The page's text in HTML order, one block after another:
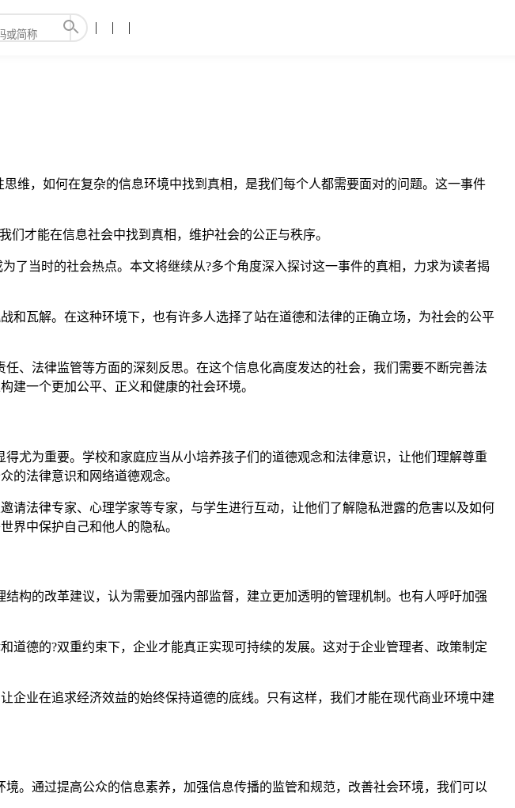
维，如何在复杂的信息环境中找到真相，是我们每个人都需要面对的问题。这一事件
才能在信息社会中找到真相，维护社会的公正与秩序。
了当时的社会热点。本文将继续从?多个角度深入探讨这一事件的真相，力求为读者揭
瓦解。在这种环境下，也有许多人选择了站在道德和法律的正确立场，为社会的公平
、法律监管等方面的深刻反思。在这个信息化高度发达的社会，我们需要不断完善法
建一个更加公平、正义和健康的社会环境。
尤为重要。学校和家庭应当从小培养孩子们的道德观念和法律意识，让他们理解尊重
的法律意识和网络道德观念。
法律专家、心理学家等专家，与学生进行互动，让他们了解隐私泄露的危害以及如何
界中保护自己和他人的隐私。
构的改革建议，认为需要加强内部监督，建立更加透明的管理机制。也有人呼吁加强
德的?双重约束下，企业才能真正实现可持续的发展。这对于企业管理者、政策制定
业在追求经济效益的始终保持道德的底线。只有这样，我们才能在现代商业环境中建
。通过提高公众的信息素养，加强信息传播的监管和规范，改善社会环境，我们可以